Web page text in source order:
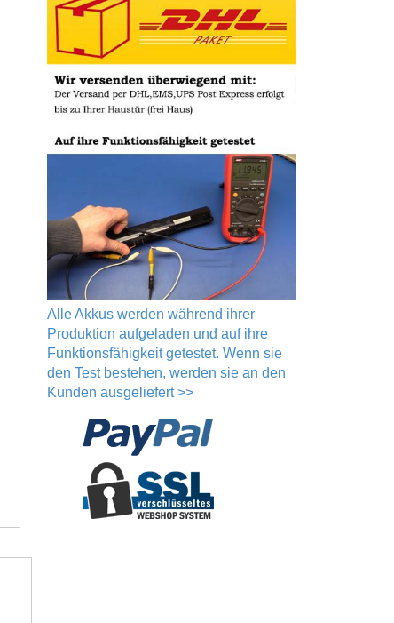
Alle Akkus werden während ihrer
Produktion aufgeladen und auf ihre
Funktionsfähigkeit getestet. Wenn sie
den Test bestehen, werden sie an den
Kunden ausgeliefert >>